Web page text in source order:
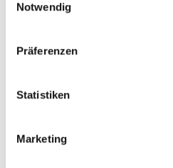
Notwendig
Präferenzen
Statistiken
Marketing
Ausgabe:
Rückholung aus dem
Versetzung gemäß § 99 Abs. 1
„Ehedauerklausel“ von
ist unwirksam
Vergütung für Überstunden
Darlegungslast